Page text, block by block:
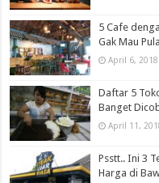
5 Cafe
Gak Mau
April 6, 2018
Daftar 5
Banget
April 11,
Psstt.. Ini 3
Harga di